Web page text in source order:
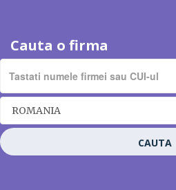
Cauta o firma
CAUTA